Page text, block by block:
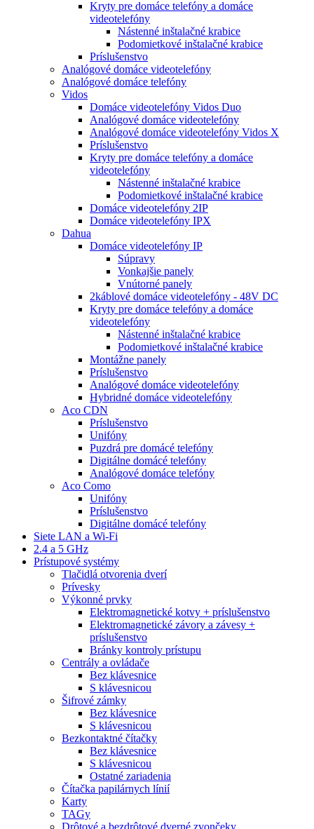
Kryty pre domáce telefóny a domáce
videotelefóny
Nástenné inštalačné krabice
Podomietkové inštalačné krabice
Príslušenstvo
Analógové domáce videotelefóny
Analógové domáce telefóny
Vidos
Domáce videotelefóny Vidos Duo
Analógové domáce videotelefóny
Analógové domáce videotelefóny Vidos X
Príslušenstvo
Kryty pre domáce telefóny a domáce
videotelefóny
Nástenné inštalačné krabice
Podomietkové inštalačné krabice
Domáce videotelefóny 2IP
Domáce videotelefóny IPX
Dahua
Domáce videotelefóny IP
Súpravy
Vonkajšie panely
Vnútorné panely
2káblové domáce videotelefóny - 48V DC
Kryty pre domáce telefóny a domáce
videotelefóny
Nástenné inštalačné krabice
Podomietkové inštalačné krabice
Montážne panely
Príslušenstvo
Analógové domáce videotelefóny
Hybridné domáce videotelefóny
Aco CDN
Príslušenstvo
Unifóny
Puzdrá pre domácé telefóny
Digitálne domácé telefóny
Analógové domáce telefóny
Aco Como
Unifóny
Príslušenstvo
Digitálne domácé telefóny
Siete LAN a Wi-Fi
2.4 a 5 GHz
Prístupové systémy
Tlačidlá otvorenia dverí
Prívesky
Výkonné prvky
Elektromagnetické kotvy + príslušenstvo
Elektromagnetické závory a závesy +
príslušenstvo
Bránky kontroly prístupu
Centrály a ovládače
Bez klávesnice
S klávesnicou
Šifrové zámky
Bez klávesnice
S klávesnicou
Bezkontaktné čítačky
Bez klávesnice
S klávesnicou
Ostatné zariadenia
Čítačka papilárnych línií
Karty
TAGy